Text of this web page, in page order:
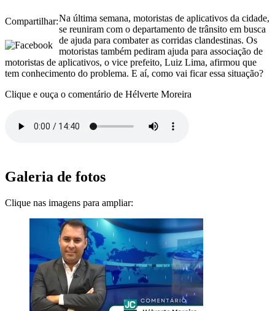
Compartilhar:Na última semana, motoristas de aplicativos da cidade,
se reuniram com o departamento de trânsito em busca
de ajuda para combater as corridas clandestinas. Os
motoristas também pediram ajuda para associação de
motoristas de aplicativos, o vice prefeito, Luiz Lima, afirmou que
tem conhecimento do problema. E aí, como vai ficar essa situação?
Clique e ouça o comentário de Hélverte Moreira
Galeria de fotos
Clique nas imagens para ampliar: